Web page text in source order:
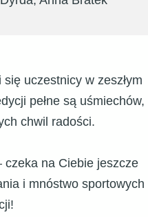
uczestnicy w zeszłym
pełne są uśmiechów,
chwil radości.
czeka na Ciebie jeszcze
i mnóstwo sportowych